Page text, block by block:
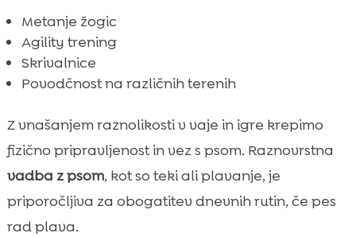
Metanje žogic
Agility trening
Skrivalnice
Povodčnost na različnih terenih
Z vnašanjem raznolikosti v vaje in igre krepimo
fizično pripravljenost in vez s psom. Raznovrstna
vadba z psom, kot so teki ali plavanje, je
priporočljiva za obogatitev dnevnih rutin, če pes
rad plava.